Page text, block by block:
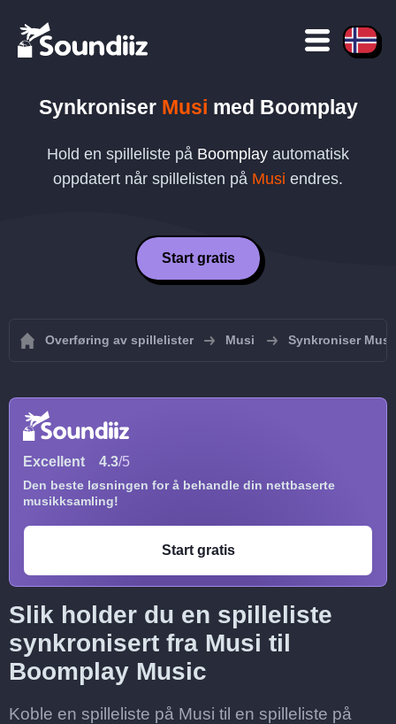
Synkroniser Musi med Boomplay
Hold en spilleliste på Boomplay automatisk
oppdatert når spillelisten på Musi endres.
Start gratis
Overføring av spillelister Musi Synkroniser
Excellent 4.3/5
Den beste løsningen for å behandle din nettbaserte
musikksamling!
Start gratis
Slik holder du en spilleliste
synkronisert fra Musi til
Boomplay Music
Koble en spilleliste på Musi til en spilleliste på